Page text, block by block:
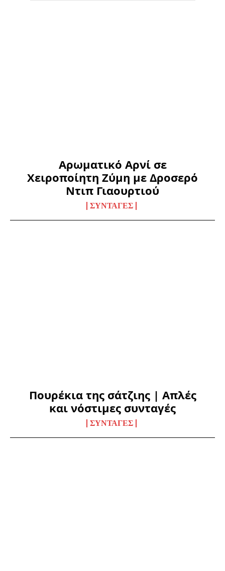
Αρωματικό Αρνί σε
Χειροποίητη Ζύμη με Δροσερό
Ντιπ Γιαουρτιού
ΣΥΝΤΑΓΈΣ
Πουρέκια της σάτζιης | Απλές
και νόστιμες συνταγές
ΣΥΝΤΑΓΈΣ